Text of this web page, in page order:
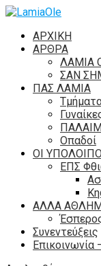
ΑΡΧΙΚΗ
ΑΡΘΡΑ
ΛΑΜΙΑ
ΣΑΝ
ΠΑΣ ΛΑΜΙΑ
Οπαδοί
ΟΙ
ΕΠΣ
ΑΛΛΑ
Συνεντεύξεις
Επικοινωνία